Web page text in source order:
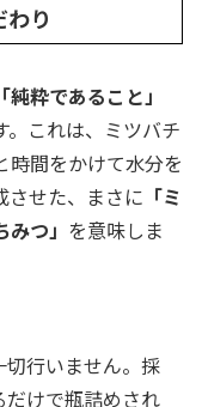
り
「純粋であること」
。これは、ミツバチ
時間をかけて水分を
させた、まさに 「ミ
つ」 を意味しま
行いません。採
けで瓶詰めされ